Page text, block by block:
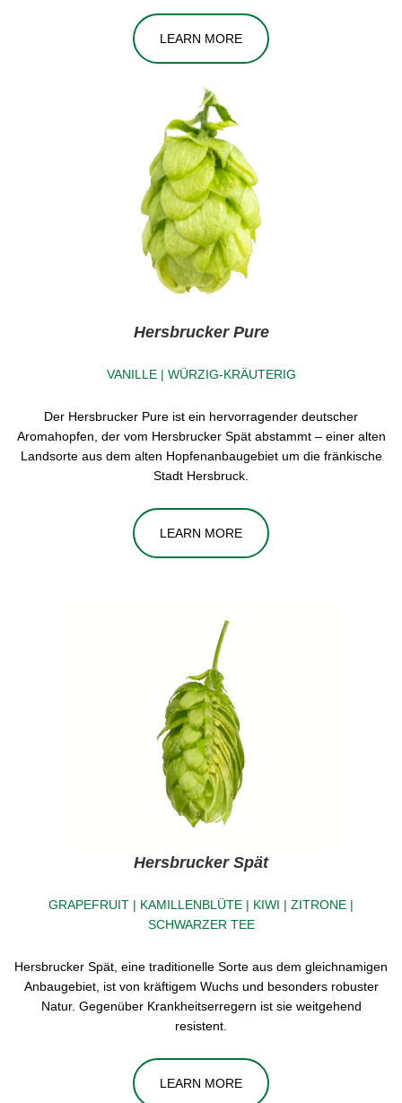
LEARN MORE
Hersbrucker Pure
VANILLE | WÜRZIG-KRÄUTERIG
Der Hersbrucker Pure ist ein hervorragender deutscher
Aromahopfen, der vom Hersbrucker Spät abstammt – einer alten
Landsorte aus dem alten Hopfenanbaugebiet um die fränkische
Stadt Hersbruck.
LEARN MORE
Hersbrucker Spät
GRAPEFRUIT | KAMILLENBLÜTE | KIWI | ZITRONE |
SCHWARZER TEE
Hersbrucker Spät, eine traditionelle Sorte aus dem gleichnamigen
Anbaugebiet, ist von kräftigem Wuchs und besonders robuster
Natur. Gegenüber Krankheitserregern ist sie weitgehend
resistent.
LEARN MORE